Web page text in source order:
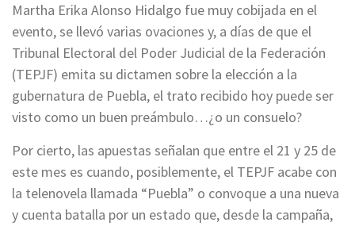
Martha Erika Alonso Hidalgo fue muy cobijada en el
evento, se llevó varias ovaciones y, a días de que el
Tribunal Electoral del Poder Judicial de la Federación
(TEPJF) emita su dictamen sobre la elección a la
gubernatura de Puebla, el trato recibido hoy puede ser
visto como un buen preámbulo…¿o un consuelo?
Por cierto, las apuestas señalan que entre el 21 y 25 de
este mes es cuando, posiblemente, el TEPJF acabe con
la telenovela llamada “Puebla” o convoque a una nueva
y cuenta batalla por un estado que, desde la campaña,